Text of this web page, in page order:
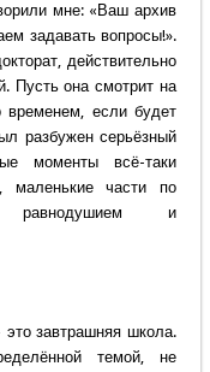
мне: «Ваш архив
задавать вопросы!».
действительно
Пусть она смотрит на
временем, если будет
разбужен серьёзный
моменты всё-таки
маленькие части по
и
завтрашняя школа.
темой, не